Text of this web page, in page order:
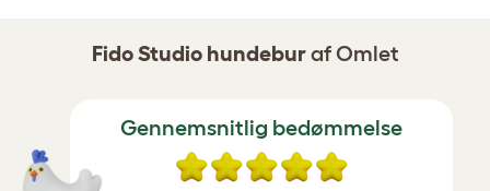
Fido Studio hundeburaf Omlet
Gennemsnitlig bedømmelse